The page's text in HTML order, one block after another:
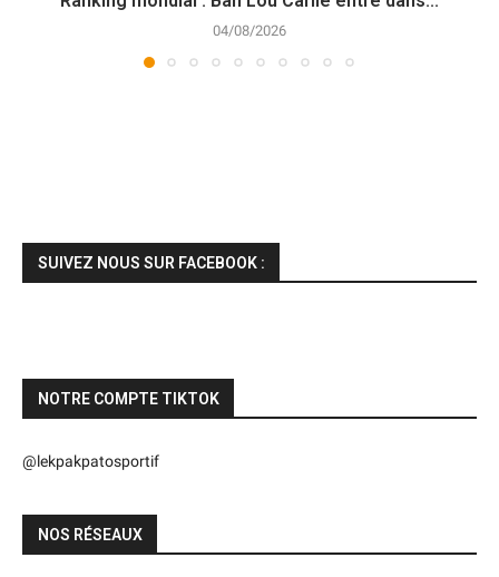
04/08/2026
SUIVEZ NOUS SUR FACEBOOK :
NOTRE COMPTE TIKTOK
@lekpakpatosportif
NOS RÉSEAUX